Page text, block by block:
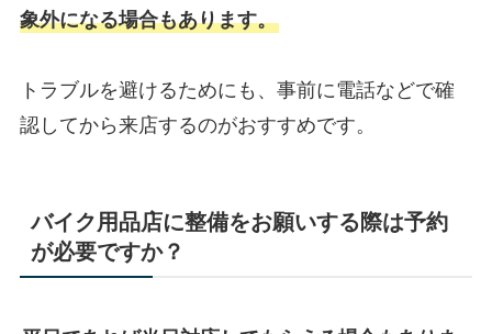
象外になる場合もあります。
トラブルを避けるためにも、事前に電話などで確
認してから来店するのがおすすめです。
バイク用品店に整備をお願いする際は予約
が必要ですか？